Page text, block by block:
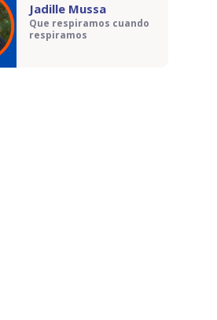
Jadille Mussa
Que respiramos cuando
respiramos